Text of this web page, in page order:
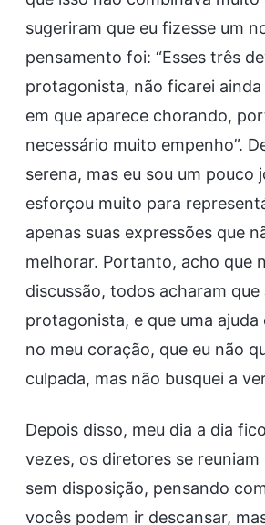
sugeriram que eu fizesse um
pensamento foi: “Esses três
protagonista, não ficarei
em que aparece chorando,
necessário muito empenho”.
serena, mas eu sou um pouco
esforçou muito para
apenas suas expressões que
melhorar. Portanto, acho que
discussão, todos acharam
protagonista, e que uma
no meu coração, que eu não
culpada, mas não busquei a
Depois disso, meu dia a dia
vezes, os diretores se
sem disposição, pensando
vocês podem ir descansar,